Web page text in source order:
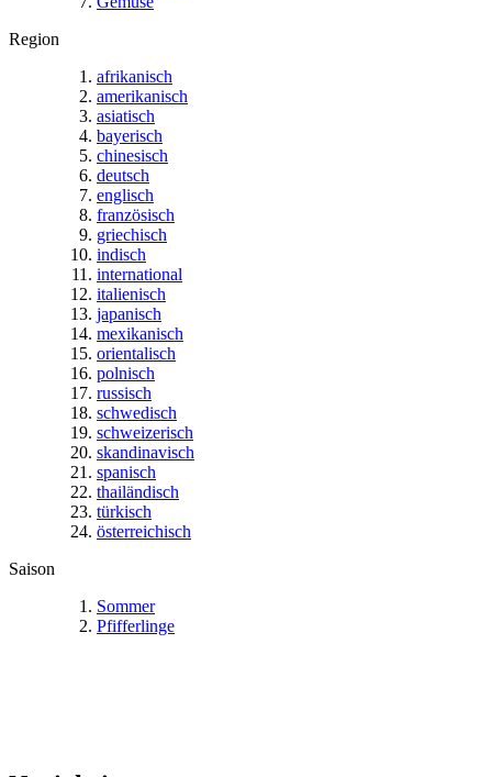
Region
afrikanisch
amerikanisch
asiatisch
bayerisch
chinesisch
deutsch
englisch
französisch
griechisch
indisch
international
italienisch
japanisch
mexikanisch
orientalisch
polnisch
russisch
schwedisch
schweizerisch
skandinavisch
spanisch
thailändisch
türkisch
österreichisch
Saison
Sommer
Pfifferlinge